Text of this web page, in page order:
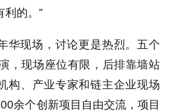
利的。”
华现场，讨论更是热烈。五个
，现场座位有限，后排靠墙站
构、产业专家和链主企业现场
余个创新项目自由交流，项目